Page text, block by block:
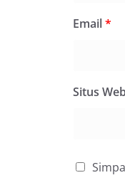
Email*
Situs